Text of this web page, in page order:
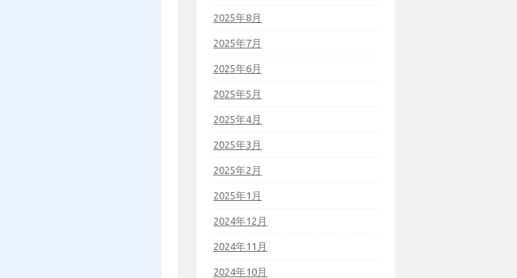
2025年8月
2025年7月
2025年6月
2025年5月
2025年4月
2025年3月
2025年2月
2025年1月
2024年12月
2024年11月
2024年10月